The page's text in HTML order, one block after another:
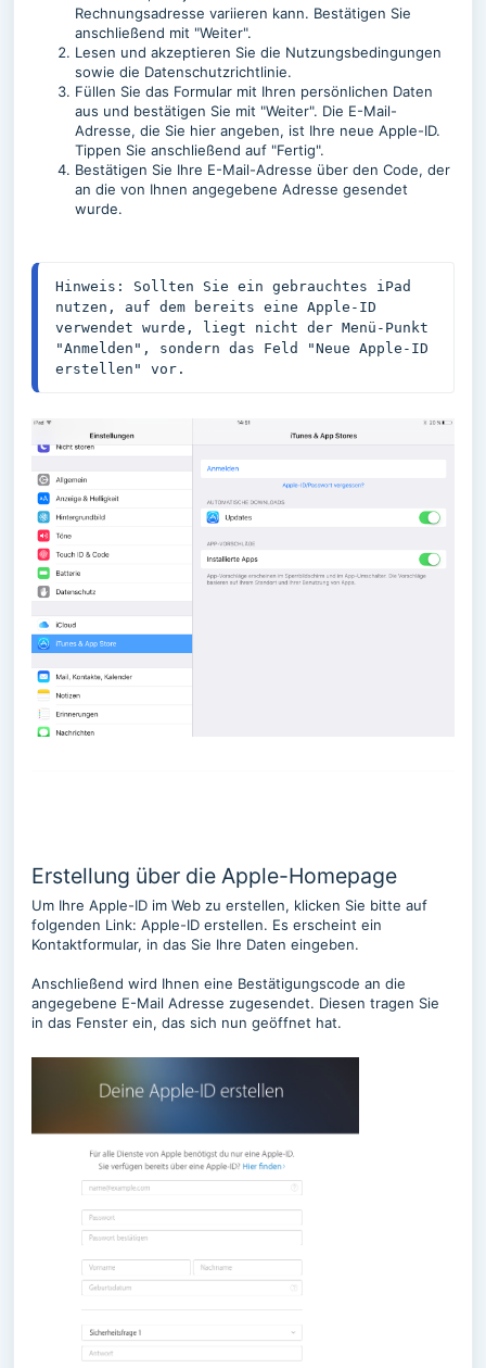
Rechnungsadresse variieren kann. Bestätigen Sie
anschließend mit "Weiter".
Lesen und akzeptieren Sie die Nutzungsbedingungen
sowie die Datenschutzrichtlinie.
Füllen Sie das Formular mit Ihren persönlichen Daten
aus und bestätigen Sie mit "Weiter". Die E-Mail-
Adresse, die Sie hier angeben, ist Ihre neue Apple-ID.
Tippen Sie anschließend auf "Fertig".
Bestätigen Sie Ihre E-Mail-Adresse über den Code, der
an die von Ihnen angegebene Adresse gesendet
wurde.
Hinweis: Sollten Sie ein gebrauchtes iPad
nutzen, auf dem bereits eine Apple-ID
verwendet wurde, liegt nicht der Menü-Punkt
"Anmelden", sondern das Feld "Neue Apple-ID
erstellen" vor.
Erstellung über die Apple-Homepage
Um Ihre Apple-ID im Web zu erstellen, klicken Sie bitte auf
folgenden Link: Apple-ID erstellen. Es erscheint ein
Kontaktformular, in das Sie Ihre Daten eingeben.
Anschließend wird Ihnen eine Bestätigungscode an die
angegebene E-Mail Adresse zugesendet. Diesen tragen Sie
in das Fenster ein, das sich nun geöffnet hat.